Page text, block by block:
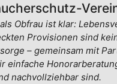
Obfrau ist klar:
Provisionen sind
– gemeinsam mit
einfache
nachvollziehbar sind.